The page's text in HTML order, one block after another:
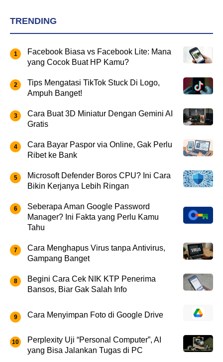
TRENDING
Facebook Biasa vs Facebook Lite: Mana
yang Cocok Buat HP Kamu?
Tips Mengatasi TikTok Stuck Di Logo,
Ampuh Banget!
Cara Buat 3D Miniatur Dengan Gemini AI
Gratis
Cara Bayar Paspor via Online, Gak Perlu
Ribet ke Bank
Microsoft Defender Boros CPU? Ini Cara
Bikin Kerjanya Lebih Ringan
Seberapa Aman Google Password
Manager? Ini Fakta yang Perlu Kamu
Tahu
Cara Menghapus Virus tanpa Antivirus,
Gampang Banget
Begini Cara Cek NIK KTP Penerima
Bansos, Biar Gak Salah Info
Cara Menyimpan Foto di Google Drive
Perplexity Uji “Personal Computer”, AI
yang Bisa Jalankan Tugas di PC